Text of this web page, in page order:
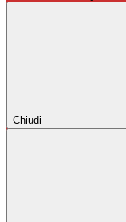
Chiudi